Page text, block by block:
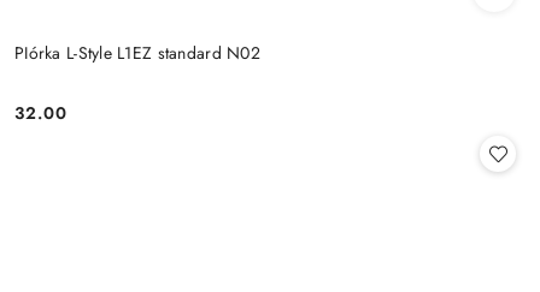
PIórka L-Style L1EZ standard N02
Cena:
32.00